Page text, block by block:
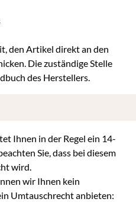
den Artikel direkt an den
Die zuständige Stelle
des Herstellers.
Ihnen in der Regel ein 14-
Sie, dass bei diesem
wird.
wir Ihnen kein
Umtauschrecht anbieten: